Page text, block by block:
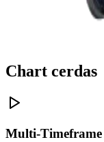
Chart cerdas
Multi-Timeframe